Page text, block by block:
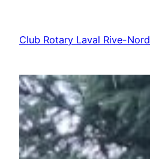
contenu
Club Rotary Laval Rive-Nord